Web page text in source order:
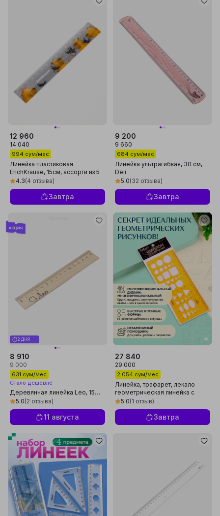
12 960
14 040
994 сум/мес
Линейка пластиковая
ErichKrause, 15см, ассорти из 5
дизайнов 61767
4.3(4 отзыва)
Завтра
9 200
9 660
684 сум/мес
Линейка ультрагибкая, 30 см,
Deli
5.0(32 отзыва)
Завтра
2 ДНЯ
8 910
9 000
631 сум/мес
Стало дешевле
Деревянная линейка Leo, 15
см, WRL-15 q0000050961
5.0(2 отзыва)
11 августа
27 840
29 000
2 054 сум/мес
Линейка, трафарет, лекало
геометрическая линейка с
кругами Шаблоны для
рисования лекала
5.0(1 отзыв)
Завтра